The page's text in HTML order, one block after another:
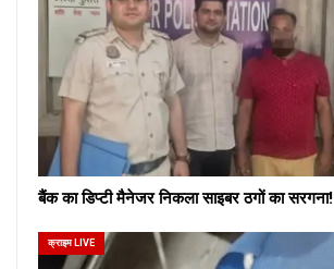
बैंक का डिप्टी मैनेजर निकला साइबर ठगों का सरगना!
क्राइम LIVE